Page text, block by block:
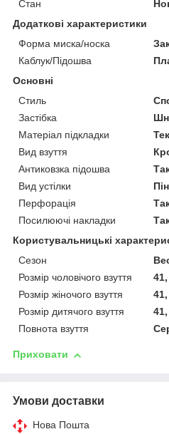
Стан
Додаткові характеристики
Форма миска/носка
Каблук/Підошва
Основні
Стиль
Застібка
Матеріал підкладки
Вид взуття
Антиковзка підошва
Вид устілки
Перфорація
Посилюючі накладки
Користувальницькі
Сезон
Розмір чоловічого взуття
Розмір жіночого взуття
Розмір дитячого взуття
Повнота взуття
Приховати
Умови доставки
Нова Пошта